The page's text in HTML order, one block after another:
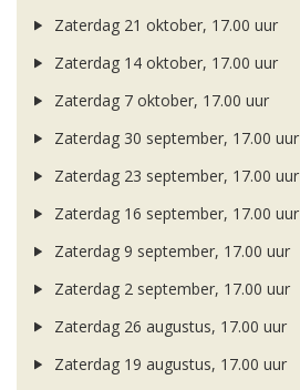
Zaterdag 21 oktober, 17.00 uur
Zaterdag 14 oktober, 17.00 uur
Zaterdag 7 oktober, 17.00 uur
Zaterdag 30 september, 17.00 uur
Zaterdag 23 september, 17.00 uur
Zaterdag 16 september, 17.00 uur
Zaterdag 9 september, 17.00 uur
Zaterdag 2 september, 17.00 uur
Zaterdag 26 augustus, 17.00 uur
Zaterdag 19 augustus, 17.00 uur